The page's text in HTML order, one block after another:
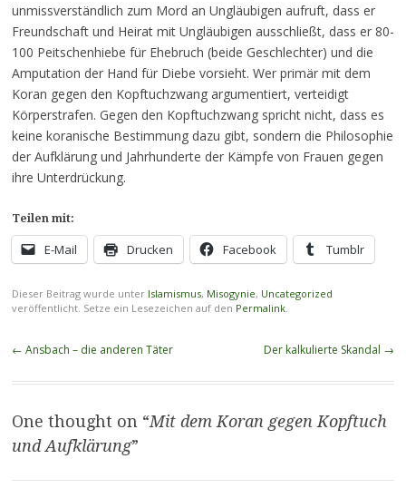
unmissverständlich zum Mord an Ungläubigen aufruft, dass er
Freundschaft und Heirat mit Ungläubigen ausschließt, dass er 80-
100 Peitschenhiebe für Ehebruch (beide Geschlechter) und die
Amputation der Hand für Diebe vorsieht. Wer primär mit dem
Koran gegen den Kopftuchzwang argumentiert, verteidigt
Körperstrafen. Gegen den Kopftuchzwang spricht nicht, dass es
keine koranische Bestimmung dazu gibt, sondern die Philosophie
der Aufklärung und Jahrhunderte der Kämpfe von Frauen gegen
ihre Unterdrückung.
Teilen mit:
E-Mail Drucken Facebook Tumblr
Dieser Beitrag wurde unter Islamismus, Misogynie, Uncategorized
veröffentlicht. Setze ein Lesezeichen auf den Permalink.
Beitragsnavigation
← Ansbach – die anderen Täter Der kalkulierte Skandal →
One thought on “Mit dem Koran gegen Kopftuch
und Aufklärung”